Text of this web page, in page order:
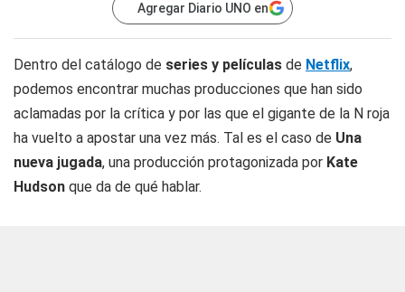
Agregar Diario UNO en
Dentro del catálogo de series y películas de Netflix,
podemos encontrar muchas producciones que han sido
aclamadas por la crítica y por las que el gigante de la N roja
ha vuelto a apostar una vez más. Tal es el caso de Una
nueva jugada, una producción protagonizada por Kate
Hudson que da de qué hablar.